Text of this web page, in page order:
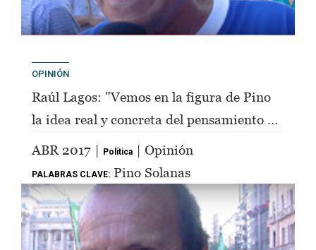
OPINIÓN
Raúl Lagos: "Vemos en la figura de Pino
la idea real y concreta del pensamiento de
Perón"
ABR 2017 | Política | Opinión
PALABRAS CLAVE: Pino Solanas